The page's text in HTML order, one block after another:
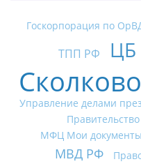
Госкорпорация по
ТПП РФ
Управление делами
МФЦ Мои документы
МВД РФ